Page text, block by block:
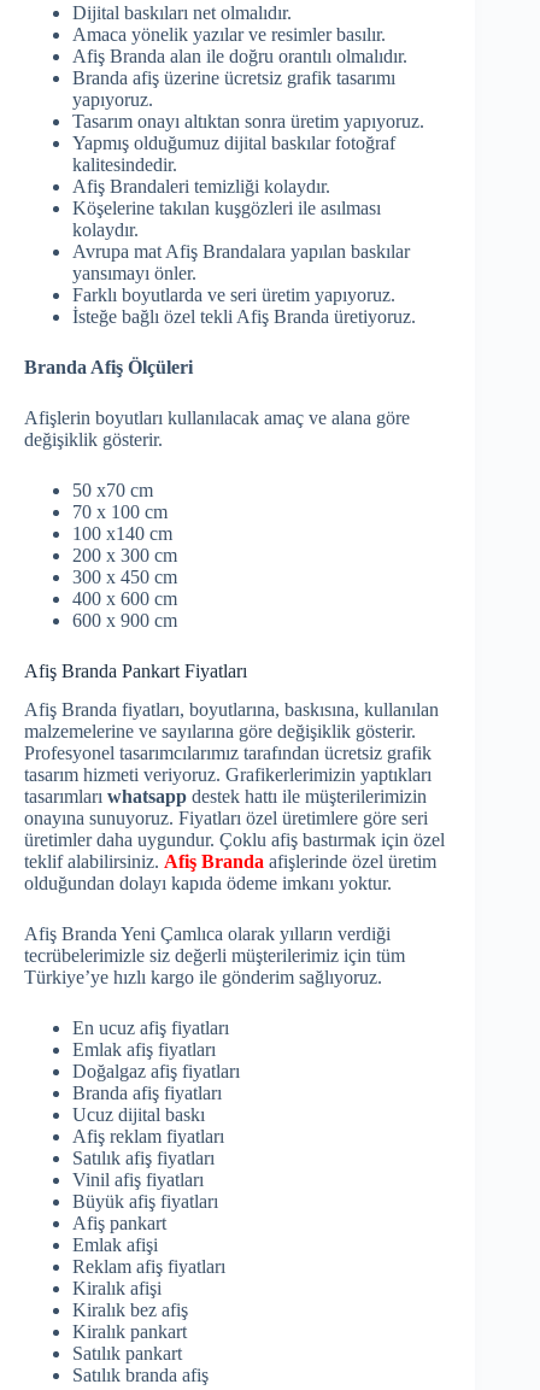
Dijital baskıları net olmalıdır.
Amaca yönelik yazılar ve resimler basılır.
Afiş Branda alan ile doğru orantılı olmalıdır.
Branda afiş üzerine ücretsiz grafik tasarımı
yapıyoruz.
Tasarım onayı altıktan sonra üretim yapıyoruz.
Yapmış olduğumuz dijital baskılar fotoğraf
kalitesindedir.
Afiş Brandaleri temizliği kolaydır.
Köşelerine takılan kuşgözleri ile asılması
kolaydır.
Avrupa mat Afiş Brandalara yapılan baskılar
yansımayı önler.
Farklı boyutlarda ve seri üretim yapıyoruz.
İsteğe bağlı özel tekli Afiş Branda üretiyoruz.
Branda Afiş Ölçüleri
Afişlerin boyutları kullanılacak amaç ve alana göre
değişiklik gösterir.
50 x70 cm
70 x 100 cm
100 x140 cm
200 x 300 cm
300 x 450 cm
400 x 600 cm
600 x 900 cm
Afiş Branda Pankart Fiyatları
Afiş Branda fiyatları, boyutlarına, baskısına, kullanılan
malzemelerine ve sayılarına göre değişiklik gösterir.
Profesyonel tasarımcılarımız tarafından ücretsiz grafik
tasarım hizmeti veriyoruz. Grafikerlerimizin yaptıkları
tasarımları whatsapp destek hattı ile müşterilerimizin
onayına sunuyoruz. Fiyatları özel üretimlere göre seri
üretimler daha uygundur. Çoklu afiş bastırmak için özel
teklif alabilirsiniz. Afiş Branda afişlerinde özel üretim
olduğundan dolayı kapıda ödeme imkanı yoktur.
Afiş Branda Yeni Çamlıca olarak yılların verdiği
tecrübelerimizle siz değerli müşterilerimiz için tüm
Türkiye’ye hızlı kargo ile gönderim sağlıyoruz.
En ucuz afiş fiyatları
Emlak afiş fiyatları
Doğalgaz afiş fiyatları
Branda afiş fiyatları
Ucuz dijital baskı
Afiş reklam fiyatları
Satılık afiş fiyatları
Vinil afiş fiyatları
Büyük afiş fiyatları
Afiş pankart
Emlak afişi
Reklam afiş fiyatları
Kiralık afişi
Kiralık bez afiş
Kiralık pankart
Satılık pankart
Satılık branda afiş